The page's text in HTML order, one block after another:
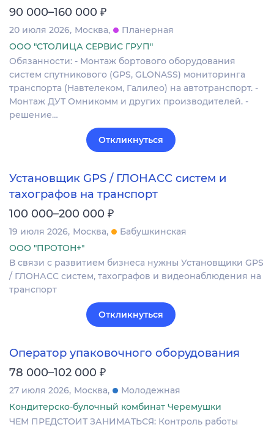
90 000–160 000 ₽
20 июля 2026 Москва
Планерная
ООО "СТОЛИЦА СЕРВИС ГРУП"
Обязанности: - Монтаж бортового оборудования
систем спутникового (GPS, GLONASS) мониторинга
транспорта (Навтелеком, Галилео) на автотранспорт. -
Монтаж ДУТ Омникомм и других производителей. -
решение…
Откликнуться
Установщик GPS / ГЛОНАСС систем и
тахографов на транспорт
100 000–200 000 ₽
19 июля 2026 Москва
Бабушкинская
ООО "ПРОТОН+"
В связи с развитием бизнеса нужны Установщики GPS
/ ГЛОНАСС систем, тахографов и видеонаблюдения на
транспорт
Откликнуться
Оператор упаковочного оборудования
78 000–102 000 ₽
27 июля 2026 Москва
Молодежная
Кондитерско-булочный комбинат Черемушки
ЧЕМ ПРЕДСТОИТ ЗАНИМАТЬСЯ: Контроль работы